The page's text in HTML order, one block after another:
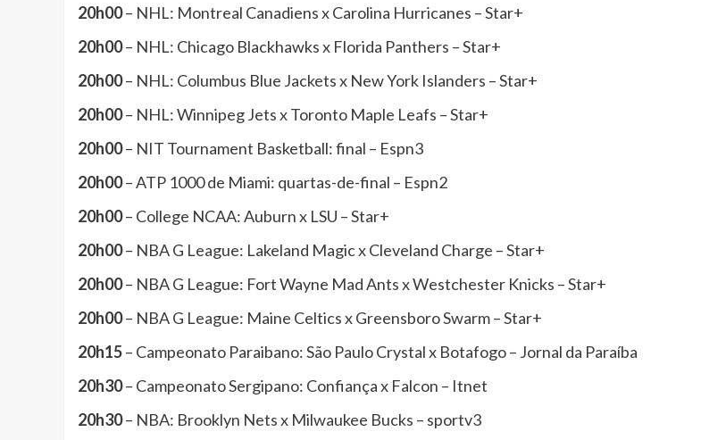
20h00– NHL: Montreal Canadiens x Carolina Hurricanes – Star+
20h00– NHL: Chicago Blackhawks x Florida Panthers – Star+
20h00– NHL: Columbus Blue Jackets x New York Islanders – Star+
20h00– NHL: Winnipeg Jets x Toronto Maple Leafs – Star+
20h00– NIT Tournament Basketball: final – Espn3
20h00– ATP 1000 de Miami: quartas-de-final – Espn2
20h00– College NCAA: Auburn x LSU – Star+
20h00– NBA G League: Lakeland Magic x Cleveland Charge – Star+
20h00– NBA G League: Fort Wayne Mad Ants x Westchester Knicks – Star+
20h00– NBA G League: Maine Celtics x Greensboro Swarm – Star+
20h15– Campeonato Paraibano: São Paulo Crystal x Botafogo – Jornal da Paraíba
20h30– Campeonato Sergipano: Confiança x Falcon – Itnet
20h30– NBA: Brooklyn Nets x Milwaukee Bucks – sportv3